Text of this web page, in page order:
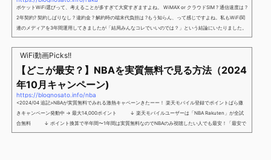
ポケットWiFi選びって、考えることが多すぎて大変すぎますよね。 WiMAX or クラウドSIM ? 通信速度は ?
2年契約? 契約しばりなし ? 違約金 ? 解約時の端末代負担は ?もう知らん、って感じですよね。私もWiFi関
連のメディアを3年間運用してきましたが「結局みんなコレでいいのでは？」という結論にいたりました。
ということで、「ポケットWiFi選びに疲れた」「結局どれがいいのか分からない」と言う人向けに【最終
解】を用意しました。ポケットWiFiのヘビーユーザー視点で「90％の人はこれだけでいいやん」というも
のなので、「多...
WiFi動画Picks!!
【どこが最安？】NBAを実質無料で見る方法（2024
年10月キャンペーン)
https://blognosato.info/nba
<2024/04 追記>NBAが実質無料でみれる激熱キャペーンきたーー！ 楽天モバイル登録でポイントばら撒
きキャンペーン発動中 → 最大14,000ポイント ↓ 楽天モバイルユーザーは「NBA Rakuten」が全試
合無料 ↓ ポイント換算で半年間〜1年間は実質無料なのでNBAのみ視聴したい人でも最安！「最安で
NBAを見る方法」が「楽天モバイルを契約すること」というもはや意味不明な状況...楽天モバイルでNBAを